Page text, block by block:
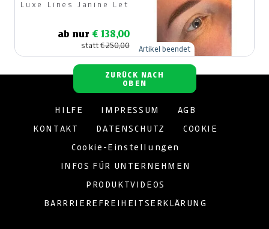
Powder Brows
Luxe Lines Janine Let
ab nur € 138,00
statt€ 250,00 Artikel beendet
ZURÜCK NACH
OBEN
HILFE IMPRESSUM AGB
KONTAKT DATENSCHUTZ COOKIE
Cookie-Einstellungen
INFOS FÜR UNTERNEHMEN
PRODUKTVIDEOS
BARRRIEREFREIHEITSERKLÄRUNG